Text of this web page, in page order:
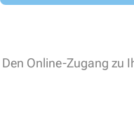
Den Online-Zugang zu